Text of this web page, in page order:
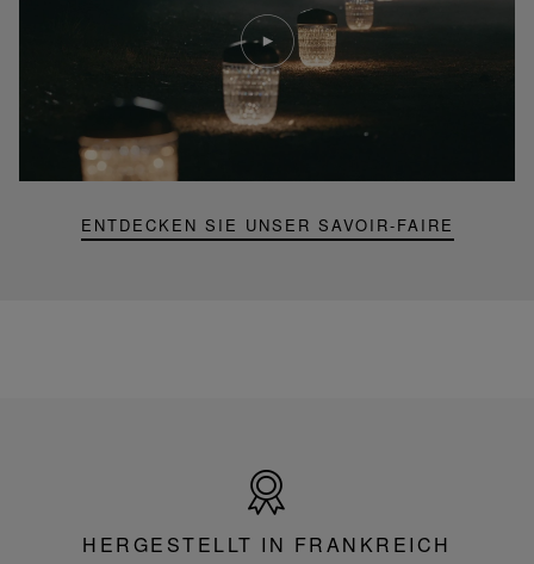
ENTDECKEN SIE UNSER SAVOIR-FAIRE
Video
abspielen
YouTube-
Video,
Folia
Mini-
Portable-
Frankreich
HERGESTELLT IN FRANKREICH